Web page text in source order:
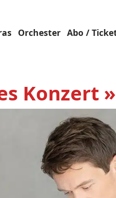
Orchester Abo /
Konzert